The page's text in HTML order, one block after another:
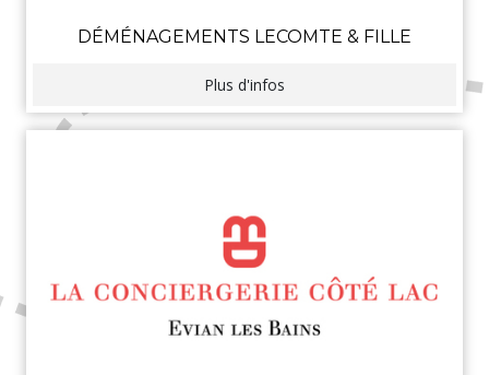
DÉMÉNAGEMENTS LECOMTE & FILLE
Plus d'infos